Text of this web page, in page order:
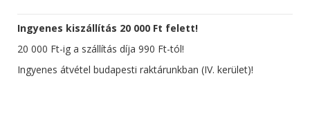
Ingyenes kiszállítás 20 000 Ft felett!
20 000 Ft-ig a szállítás díja 990 Ft-tól!
Ingyenes átvétel budapesti raktárunkban (IV. kerület)!